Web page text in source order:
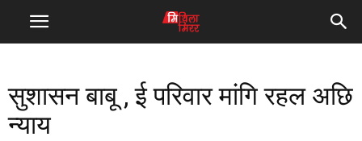
सुशासन बाबू , ई परिवार मांगि रहल अछि
न्याय